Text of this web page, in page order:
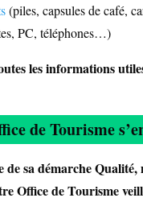
(piles, capsules de café,
PC, téléphones…)
les informations
de Tourisme
de sa démarche Qualité,
Office de Tourisme